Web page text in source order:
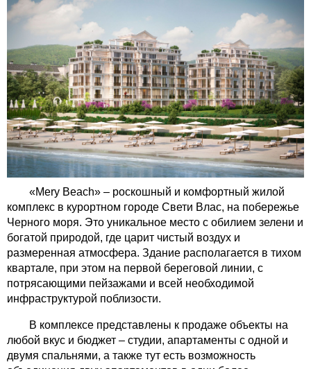
«Mery Beach» – роскошный и комфортный жилой
комплекс в курортном городе Свети Влас, на побережье
Черного моря. Это уникальное место с обилием зелени и
богатой природой, где царит чистый воздух и
размеренная атмосфера. Здание располагается в тихом
квартале, при этом на первой береговой линии, с
потрясающими пейзажами и всей необходимой
инфраструктурой поблизости.
В комплексе представлены к продаже объекты на
любой вкус и бюджет – студии, апартаменты с одной и
двумя спальнями, а также тут есть возможность